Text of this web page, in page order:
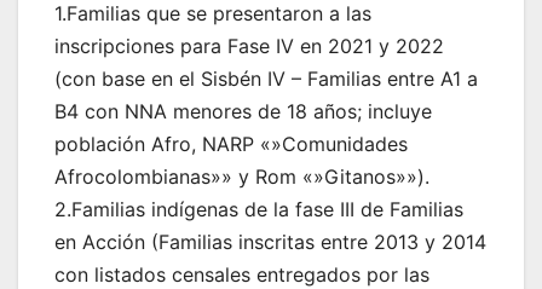
1.Familias que se presentaron a las
inscripciones para Fase IV en 2021 y 2022
(con base en el Sisbén IV – Familias entre A1 a
B4 con NNA menores de 18 años; incluye
población Afro, NARP «»Comunidades
Afrocolombianas»» y Rom «»Gitanos»»).
2.Familias indígenas de la fase III de Familias
en Acción (Familias inscritas entre 2013 y 2014
con listados censales entregados por las